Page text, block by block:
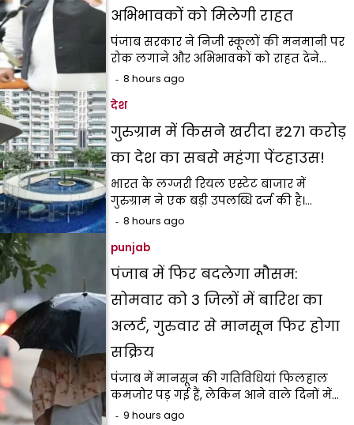
अभिभावकों को मिलेगी राहत
पंजाब सरकार ने निजी स्कूलों की मनमानी पर
रोक लगाने और अभिभावकों को राहत देने…
8 hours ago
देश
गुरुग्राम में किसने खरीदा ₹271 करोड़
का देश का सबसे महंगा पेंटहाउस!
भारत के लग्जरी रियल एस्टेट बाजार में
गुरुग्राम ने एक बड़ी उपलब्धि दर्ज की है।…
8 hours ago
punjab
पंजाब में फिर बदलेगा मौसम:
सोमवार को 3 जिलों में बारिश का
अलर्ट, गुरुवार से मानसून फिर होगा
सक्रिय
पंजाब में मानसून की गतिविधियां फिलहाल
कमजोर पड़ गई हैं, लेकिन आने वाले दिनों में…
9 hours ago